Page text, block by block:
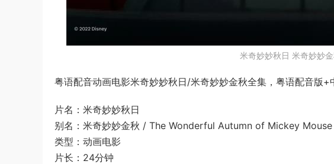
米奇妙妙秋日 米奇妙妙
粤语配音动画电影米奇妙妙秋日/米奇妙妙金秋全集，粤语配音版+
片名：米奇妙妙秋日
别名：米奇妙妙金秋 / The Wonderful Autumn of Mickey Mouse
类型：动画电影
片长：24分钟